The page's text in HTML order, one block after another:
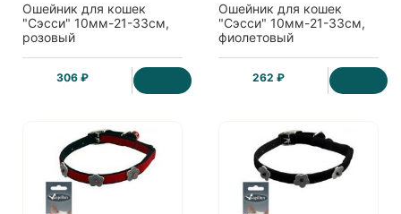
Ошейник для кошек
"Сэсси" 10мм-21-33см,
розовый
306 ₽
Ошейник для кошек
"Сэсси" 10мм-21-33см,
фиолетовый
262 ₽